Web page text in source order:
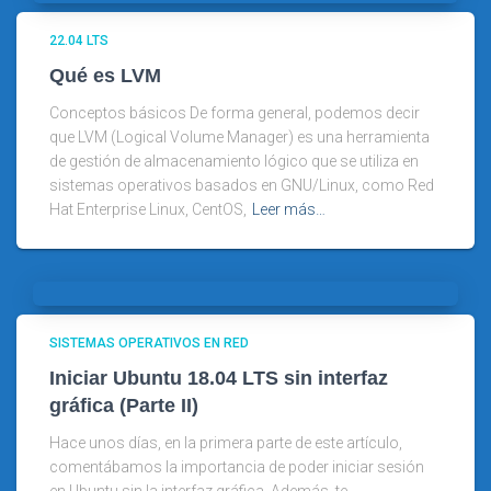
22.04 LTS
Qué es LVM
Conceptos básicos De forma general, podemos decir
que LVM (Logical Volume Manager) es una herramienta
de gestión de almacenamiento lógico que se utiliza en
sistemas operativos basados en GNU/Linux, como Red
Hat Enterprise Linux, CentOS,
Leer más…
SISTEMAS OPERATIVOS EN RED
Iniciar Ubuntu 18.04 LTS sin interfaz
gráfica (Parte II)
Hace unos días, en la primera parte de este artículo,
comentábamos la importancia de poder iniciar sesión